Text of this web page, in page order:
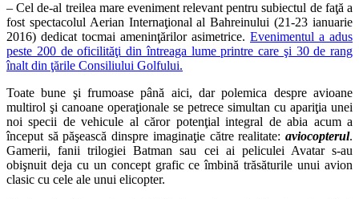
– Cel de-al treilea mare eveniment relevant pentru subiectul de faţă a
fost spectacolul Aerian Internaţional al Bahreinului (21-23 ianuarie
2016) dedicat tocmai ameninţărilor asimetrice. Evenimentul a adus
peste 200 de oficilităţi din întreaga lume printre care şi 30 de rang
înalt din ţările Consiliului Golfului.
Toate bune şi frumoase până aici, dar polemica despre avioane
multirol şi canoane operaţionale se petrece simultan cu apariţia unei
noi specii de vehicule al căror potenţial integral de abia acum a
început să păşească dinspre imaginaţie către realitate: aviocopterul.
Gamerii, fanii trilogiei Batman sau cei ai peliculei Avatar s-au
obişnuit deja cu un concept grafic ce îmbină trăsăturile unui avion
clasic cu cele ale unui elicopter.